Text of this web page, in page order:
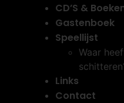
CD’S &
Gastenboek
Speellijst
Waar
Links
Contact